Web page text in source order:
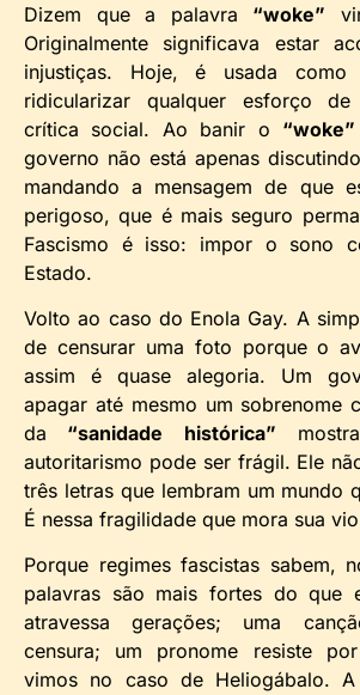
Dizem que a palavra “woke”
Originalmente significava estar
injustiças. Hoje, é usada como
ridicularizar qualquer esforço
crítica social. Ao banir o “woke”
governo não está apenas
mandando a mensagem de que
perigoso, que é mais seguro
Fascismo é isso: impor o sono
Estado.
Volto ao caso do Enola Gay. A
de censurar uma foto porque o
assim é quase alegoria. Um
apagar até mesmo um sobrenome
da “sanidade histórica”
autoritarismo pode ser frágil. Ele
três letras que lembram um mundo
É nessa fragilidade que mora sua
Porque regimes fascistas sabem,
palavras são mais fortes do que
atravessa gerações; uma
censura; um pronome resiste
vimos no caso de Heliogábalo.